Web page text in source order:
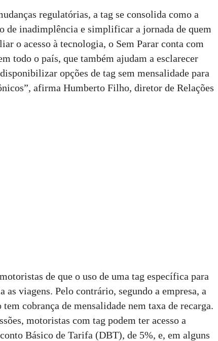
regulatórias, a tag se consolida como a
de inadimplência e simplificar a jornada de quem
o acesso à tecnologia, o Sem Parar conta com
todo o país, que também ajudam a esclarecer
opções de tag sem mensalidade para
afirma Humberto Filho, diretor de Relações
de que o uso de uma tag específica para
viagens. Pelo contrário, segundo a empresa, a
cobrança de mensalidade nem taxa de recarga.
motoristas com tag podem ter acesso a
Básico de Tarifa (DBT), de 5%, e, em alguns